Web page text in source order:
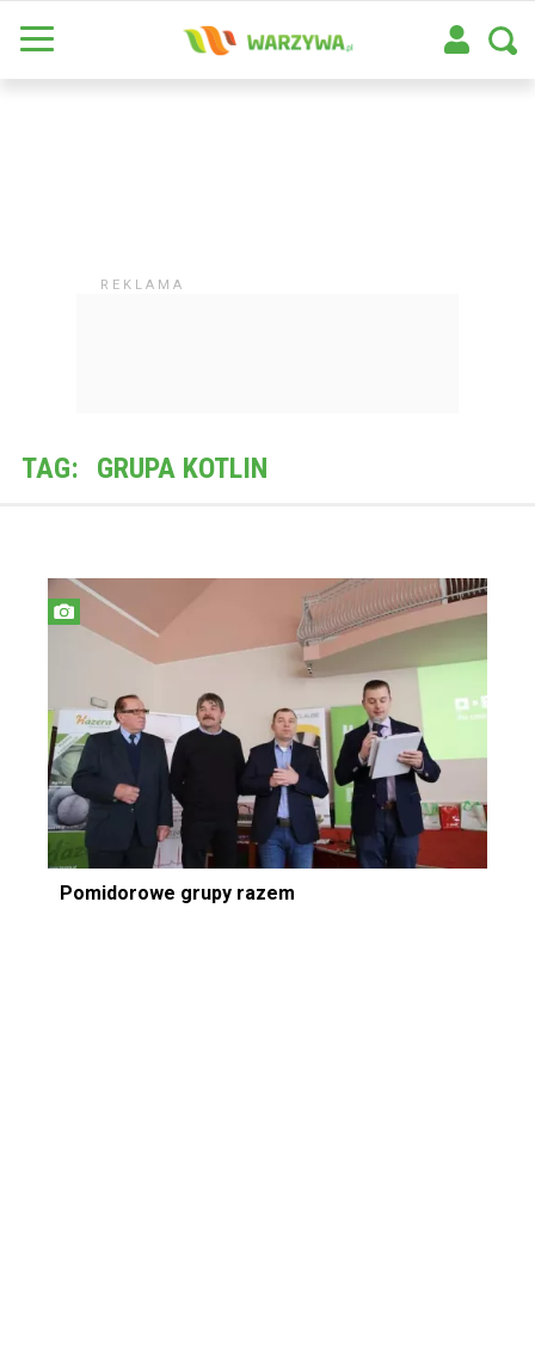
TAG: GRUPA KOTLIN
Pomidorowe grupy razem